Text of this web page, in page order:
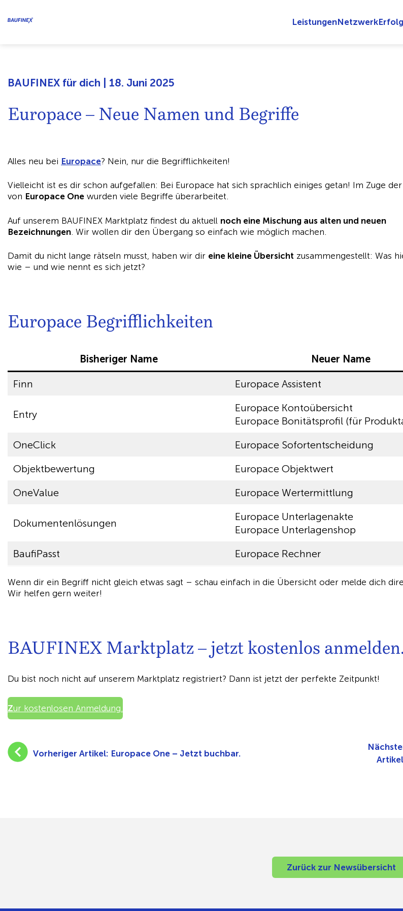
LeistungenNetzwerk
BAUFINEX für dich | 18. Juni 2025
Europace – Neue Namen und Begriffe
Alles neu bei Europace? Nein, nur die Begrifflichkeiten!
Vielleicht ist es dir schon aufgefallen: Bei Europace hat sich sprachlich einiges getan! Im Zuge
von Europace One wurden viele Begriffe überarbeitet.
Auf unserem BAUFINEX Marktplatz findest du aktuell noch eine Mischung aus alten und neuen
Bezeichnungen . Wir wollen dir den Übergang so einfach wie möglich machen.
Damit du nicht lange rätseln musst, haben wir dir eine kleine Übersicht zusammengestellt: Was
wie – und wie nennt es sich jetzt?
Europace Begrifflichkeiten
Bisheriger Name Neuer Name
Finn Europace Assistent
Entry
Europace Kontoübersicht
Europace Bonitätsprofil (für
OneClick
Europace Sofortentscheidung
Objektbewertung
Europace Objektwert
OneValue
Europace Wertermittlung
Dokumentenlösungen
Europace Unterlagenakte
Europace Unterlagenshop
BaufiPasst
Europace Rechner
Wenn dir ein Begriff nicht gleich etwas sagt – schau einfach in die Übersicht oder melde dich
Wir helfen gern weiter!
BAUFINEX Marktplatz – jetzt kostenlos anmelden.
Du bist noch nicht auf unserem Marktplatz registriert? Dann ist jetzt der perfekte Zeitpunkt!
Zur kostenlosen Anmeldung.
Vorheriger Artikel: Europace One – Jetzt buchbar.
Zurück zur Newsübersicht